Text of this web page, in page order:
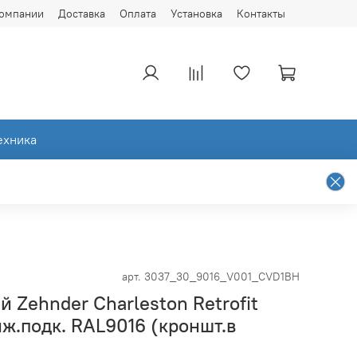
Доставка Оплата Установка Контакты
арт. 3037_30_9016_V001_CVD1BH
Zehnder Charleston Retrofit
RAL9016 (кроншт.в